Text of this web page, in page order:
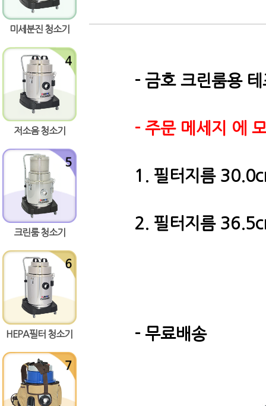
미세분진 청소기
저소음 청소기
크린룸 청소기
HEPA필터 청소기
- 금호 크린룸용
- 주문 메세지 에
1. 필터지름
2. 필터지름
- 무료배송